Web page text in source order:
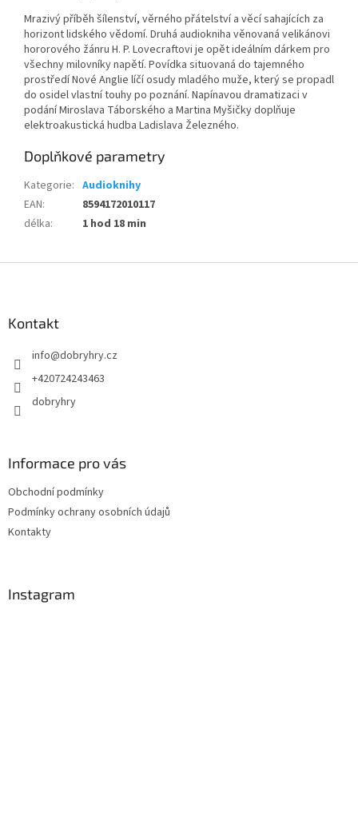
Mrazivý příběh šílenství, věrného přátelství a věcí sahajících za
horizont lidského vědomí. Druhá audiokniha věnovaná velikánovi
hororového žánru H. P. Lovecraftovi je opět ideálním dárkem pro
všechny milovníky napětí. Povídka situovaná do tajemného
prostředí Nové Anglie líčí osudy mladého muže, který se propadl
do osidel vlastní touhy po poznání. Napínavou dramatizaci v
podání Miroslava Táborského a Martina Myšičky doplňuje
elektroakustická hudba Ladislava Železného.
Doplňkové parametry
Kategorie: Audioknihy
EAN:
8594172010117
délka: 1 hod 18 min
Kontakt
info@dobryhry.cz
+420724243463
dobryhry
Informace pro vás
Obchodní podmínky
Podmínky ochrany osobních údajů
Kontakty
Instagram